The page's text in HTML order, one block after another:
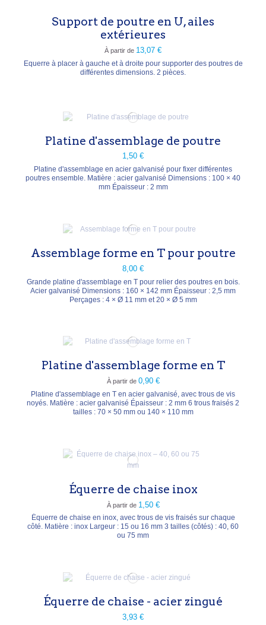
Support de poutre en U, ailes
extérieures
À partir de 13,07 €
Equerre à placer à gauche et à droite pour supporter des poutres de
différentes dimensions. 2 pièces.
Platine d'assemblage de poutre
1,50 €
Platine d'assemblage en acier galvanisé pour fixer différentes
poutres ensemble. Matière : acier galvanisé Dimensions : 100 × 40
mm Épaisseur : 2 mm
Assemblage forme en T pour poutre
8,00 €
Grande platine d'assemblage en T pour relier des poutres en bois.
Acier galvanisé Dimensions : 160 × 142 mm Épaisseur : 2,5 mm
Perçages : 4 × Ø 11 mm et 20 × Ø 5 mm
Platine d'assemblage forme en T
À partir de 0,90 €
Platine d'assemblage en T en acier galvanisé, avec trous de vis
noyés. Matière : acier galvanisé Épaisseur : 2 mm 6 trous fraisés 2
tailles : 70 × 50 mm ou 140 × 110 mm
Équerre de chaise inox
À partir de 1,50 €
Équerre de chaise en inox, avec trous de vis fraisés sur chaque
côté. Matière : inox Largeur : 15 ou 16 mm 3 tailles (côtés) : 40, 60
ou 75 mm
Équerre de chaise - acier zingué
3,93 €